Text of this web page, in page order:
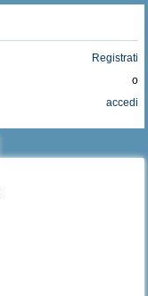
Registrati
o
accedi